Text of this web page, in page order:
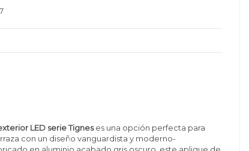
LED serie Tigneses una opción perfecta para
con un diseño vanguardista y moderno-